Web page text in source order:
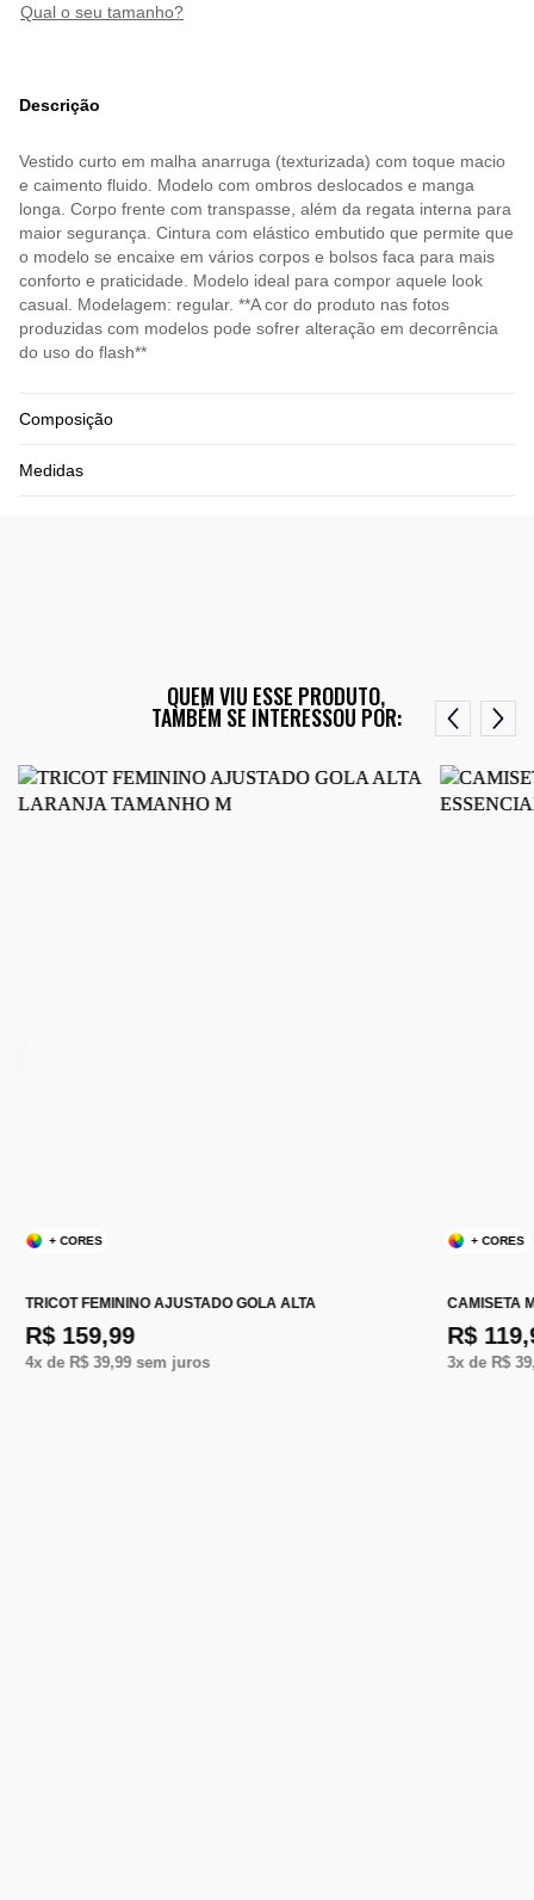
qual o seu tamanho?
Descrição
Vestido curto em malha anarruga (texturizada) com toque macio
e caimento fluido. Modelo com ombros deslocados e manga
longa. Corpo frente com transpasse, além da regata interna para
maior segurança. Cintura com elástico embutido que permite que
o modelo se encaixe em vários corpos e bolsos faca para mais
conforto e praticidade. Modelo ideal para compor aquele look
casual. Modelagem: regular. **A cor do produto nas fotos
produzidas com modelos pode sofrer alteração em decorrência
do uso do flash**
Composição
Medidas
QUEM VIU ESSE PRODUTO,
TAMBÉM SE INTERESSOU POR:
+ CORES
TRICOT FEMININO AJUSTADO GOLA ALTA
R$ 159,99
4x de R$ 39,99sem juros
+ CORES
CAMISETA
R$
3x de R$